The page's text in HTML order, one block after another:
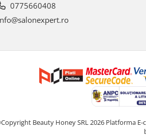
0775660408
Beauty Honey SRL 2026 Platforma E-